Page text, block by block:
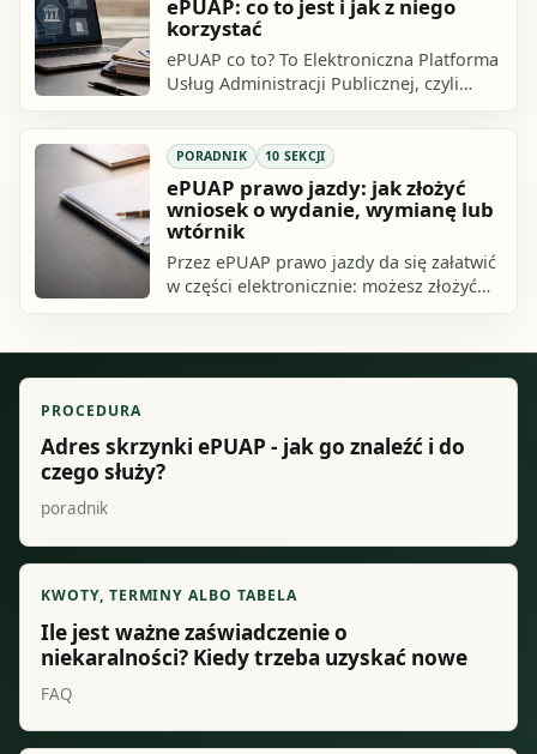
ePUAP: co to jest i jak z niego
korzystać
ePUAP co to? To Elektroniczna Platforma
Usług Administracji Publicznej, czyli
PORADNIK 10 SEKCJI
ePUAP prawo jazdy: jak złożyć
wniosek o wydanie, wymianę lub
wtórnik
Przez ePUAP prawo jazdy da się załatwić
w części elektronicznie: możesz złożyć
Zaufanym.
PROCEDURA
Adres skrzynki ePUAP - jak go znaleźć i do
czego służy?
poradnik
KWOTY, TERMINY ALBO TABELA
Ile jest ważne zaświadczenie o
niekaralności? Kiedy trzeba uzyskać nowe
FAQ